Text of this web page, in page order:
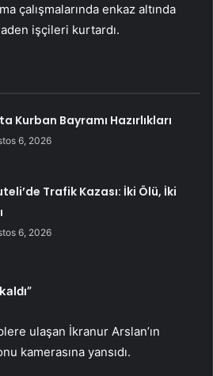
çalışmalarında enkaz altında
işçileri kurtardı.
Kurban Bayramı Hazırlıkları
6, 2026
Trafik Kazası: İki Ölü, İki
6, 2026
ulaşan İkranur Arslan’ın
kamerasına yansıdı.